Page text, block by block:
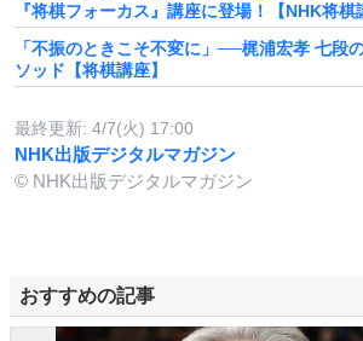
『将棋フォーカス』講座に登場！【NHK将棋
「不振のときこそ不変に」──梶浦宏孝 七段
ソッド【将棋講座】
最終更新: 4/7(火) 17:00
NHK出版デジタルマガジン
© NHK出版デジタルマガジン
おすすめの記事